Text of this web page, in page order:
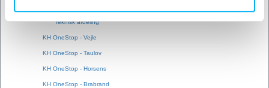
Teknisk afdeling
KH OneStop - Vejle
KH OneStop - Taulov
KH OneStop - Horsens
KH OneStop - Brabrand